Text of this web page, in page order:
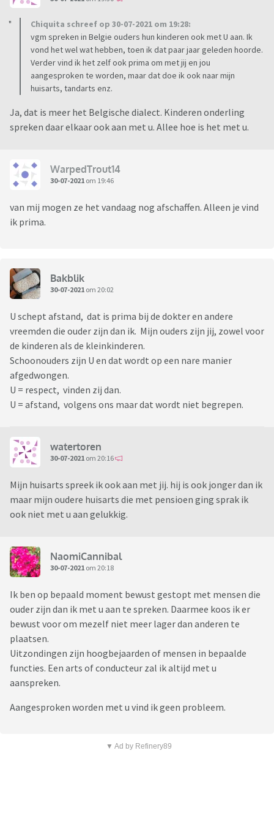
Chiquita schreef op 30-07-2021 om 19:28:
vgm spreken in Belgie ouders hun kinderen ook met U aan. Ik
vond het wel wat hebben, toen ik dat paar jaar geleden hoorde.
Verder vind ik het zelf ook prima om met jij en jou
aangesproken te worden, maar dat doe ik ook naar mijn
huisarts, tandarts enz.
Ja, dat is meer het Belgische dialect. Kinderen onderling
spreken daar elkaar ook aan met u. Allee hoe is het met u.
WarpedTrout14
30-07-2021 om 19:46
van mij mogen ze het vandaag nog afschaffen. Alleen je vind
ik prima.
Bakblik
30-07-2021 om 20:02
U schept afstand, dat is prima bij de dokter en andere
vreemden die ouder zijn dan ik. Mijn ouders zijn jij, zowel voor
de kinderen als de kleinkinderen.
Schoonouders zijn U en dat wordt op een nare manier
afgedwongen.
U = respect, vinden zij dan.
U = afstand, volgens ons maar dat wordt niet begrepen.
watertoren
30-07-2021 om 20:16
Mijn huisarts spreek ik ook aan met jij. hij is ook jonger dan ik
maar mijn oudere huisarts die met pensioen ging sprak ik
ook niet met u aan gelukkig.
NaomiCannibal
30-07-2021 om 20:18
Ik ben op bepaald moment bewust gestopt met mensen die
ouder zijn dan ik met u aan te spreken. Daarmee koos ik er
bewust voor om mezelf niet meer lager dan anderen te
plaatsen.
Uitzondingen zijn hoogbejaarden of mensen in bepaalde
functies. Een arts of conducteur zal ik altijd met u
aanspreken.
Aangesproken worden met u vind ik geen probleem.
▼ Ad by Refinery89